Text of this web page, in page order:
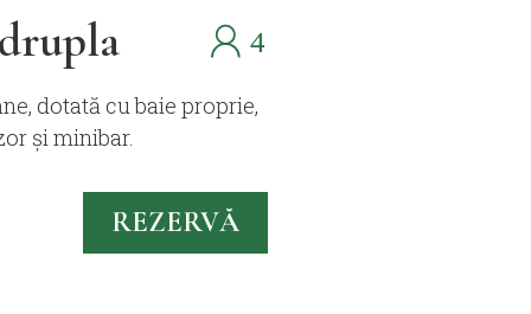
dotată cu baie proprie,
și minibar.
REZERVĂ